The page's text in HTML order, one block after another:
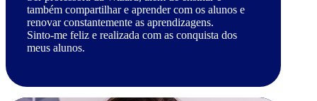
também compartilhar e aprender com os alunos e
renovar constantemente as aprendizagens.
Sinto-me feliz e realizada com as conquista dos
meus alunos.